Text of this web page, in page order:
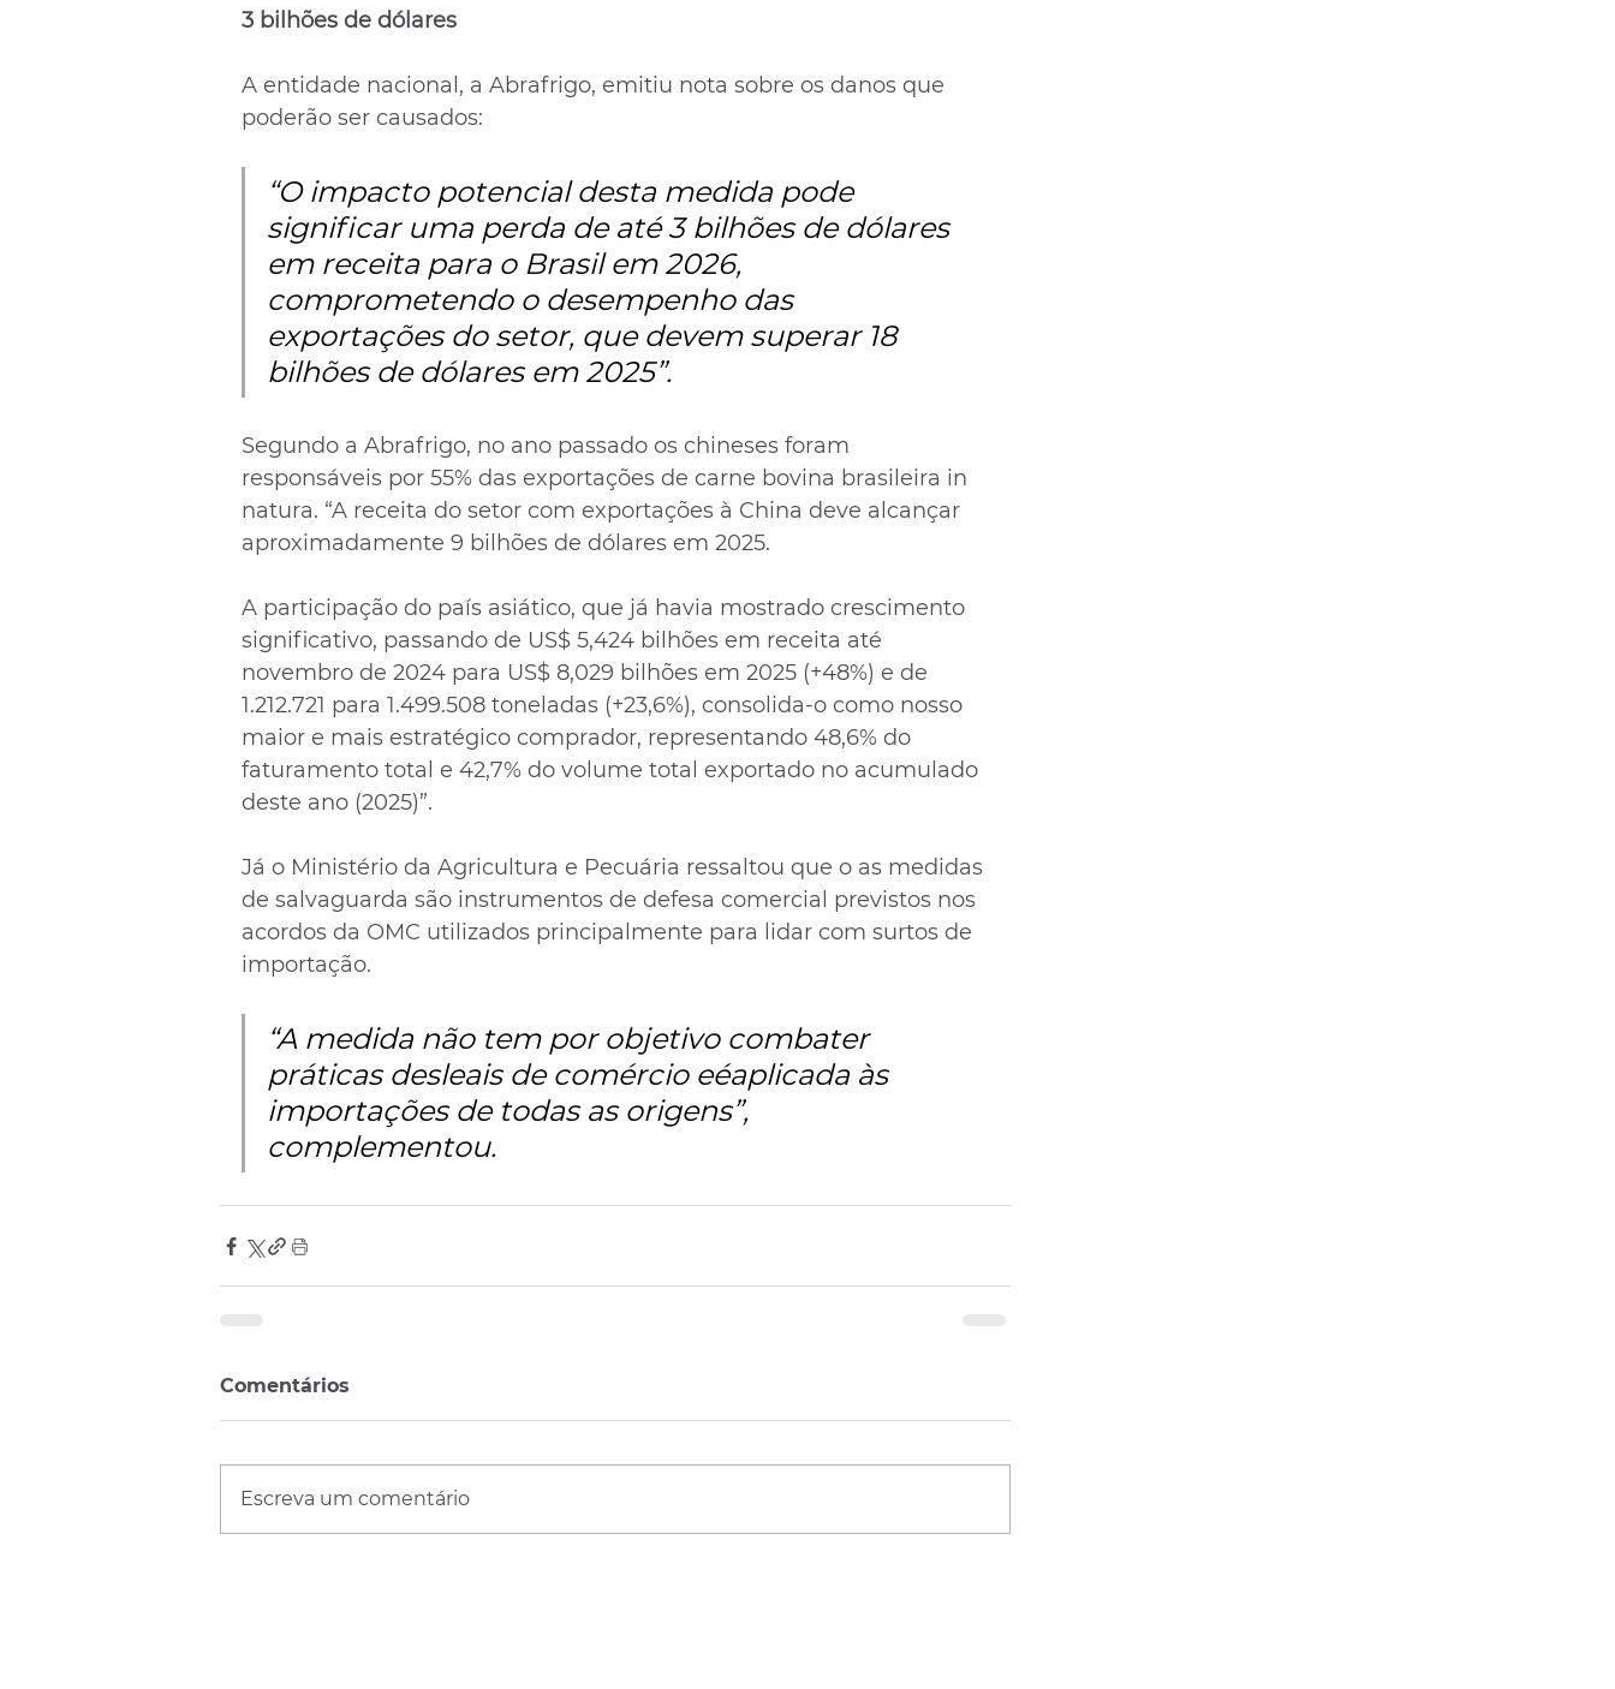
3 bilhões de dólares
A entidade nacional, a Abrafrigo, emitiu nota sobre os danos que
poderão ser causados:
“O impacto potencial desta medida pode
significar uma perda de até 3 bilhões de dólares
em receita para o Brasil em 2026,
comprometendo o desempenho das
exportações do setor, que devem superar 18
bilhões de dólares em 2025”.
Segundo a Abrafrigo, no ano passado os chineses foram
responsáveis por 55% das exportações de carne bovina brasileira in
natura. “A receita do setor com exportações à China deve alcançar
aproximadamente 9 bilhões de dólares em 2025.
A participação do país asiático, que já havia mostrado crescimento
significativo, passando de US$ 5,424 bilhões em receita até
novembro de 2024 para US$ 8,029 bilhões em 2025 (+48%) e de
1.212.721 para 1.499.508 toneladas (+23,6%), consolida-o como nosso
maior e mais estratégico comprador, representando 48,6% do
faturamento total e 42,7% do volume total exportado no acumulado
deste ano (2025)”.
Já o Ministério da Agricultura e Pecuária ressaltou que o as medidas
de salvaguarda são instrumentos de defesa comercial previstos nos
acordos da OMC utilizados principalmente para lidar com surtos de
importação.
“A medida não tem por objetivo combater
práticas desleais de comércio eéaplicada às
importações de todas as origens”,
complementou.
Comentários
Escreva um comentário